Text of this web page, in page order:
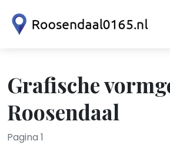
Grafische
Roosendaal
Pagina 1